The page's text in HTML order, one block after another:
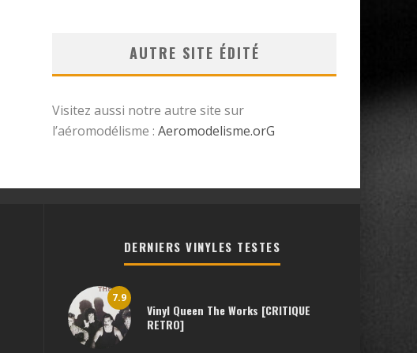
AUTRE SITE ÉDITÉ
Visitez aussi notre autre site sur
l’aéromodélisme : Aeromodelisme.orG
DERNIERS VINYLES TESTES
7.9
Vinyl Queen The Works [CRITIQUE
RETRO]